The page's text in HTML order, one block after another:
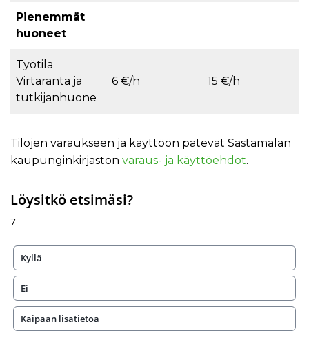
Pienemmät
huoneet
Työtila
Virtaranta ja
tutkijanhuone
6 €/h 15 €/h
Tilojen varaukseen ja käyttöön pätevät Sastamalan
kaupunginkirjaston varaus- ja käyttöehdot.
Löysitkö etsimäsi?
7
Kyllä
Ei
Kaipaan lisätietoa